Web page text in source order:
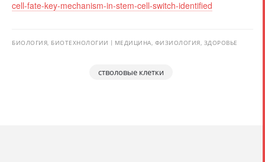
cell-fate-key-mechanism-in-stem-cell-switch-identified
БИОЛОГИЯ, БИОТЕХНОЛОГИИ МЕДИЦИНА, ФИЗИОЛОГИЯ, ЗДОРОВЬЕ
стволовые клетки